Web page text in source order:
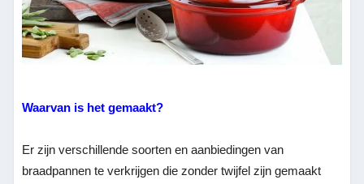
Waarvan is het gemaakt?
Er zijn verschillende soorten en aanbiedingen van
braadpannen te verkrijgen die zonder twijfel zijn gemaakt